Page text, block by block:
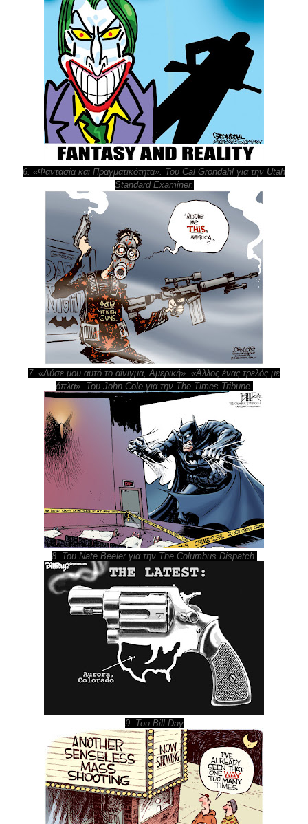
6. «Φαντασία και Πραγματικότητα». Του Cal Grondahl για την Utah
Standard Examiner.
7. «Λύσε μου αυτό το αίνιγμα, Αμερική». «Άλλος ένας τρελός με
όπλα». Του John Cole για την The Times-Tribune.
8. Του Nate Beeler για την The Columbus Dispatch.
9. Του Bill Day